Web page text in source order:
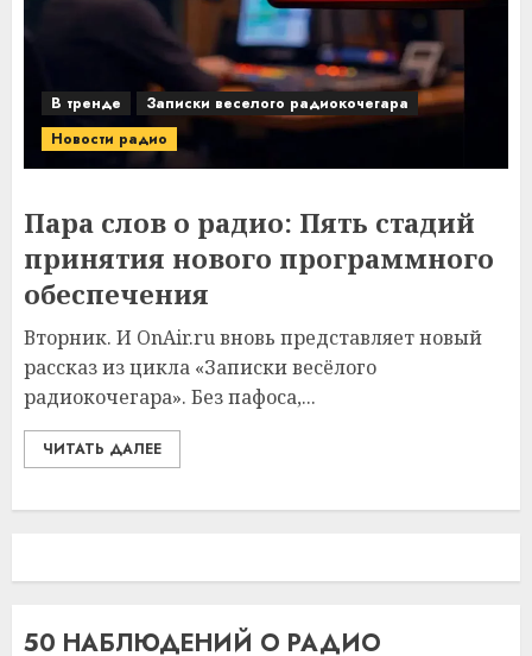
В тренде
Записки веселого радиокочегара
Новости радио
Пара слов о радио: Пять стадий
принятия нового программного
обеспечения
Вторник. И OnAir.ru вновь представляет новый
рассказ из цикла «Записки весёлого
радиокочегара». Без пафоса,...
ЧИТАТЬ ДАЛЕЕ
50 НАБЛЮДЕНИЙ О РАДИО